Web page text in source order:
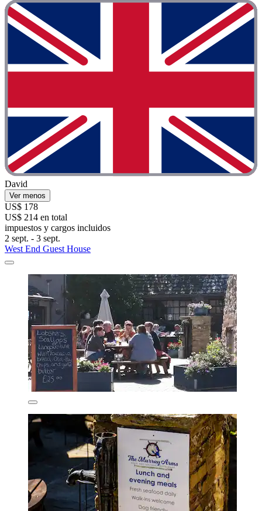
David
Ver menos
US$ 178
US$ 214 en total
impuestos y cargos incluidos
2 sept. - 3 sept.
West End Guest House